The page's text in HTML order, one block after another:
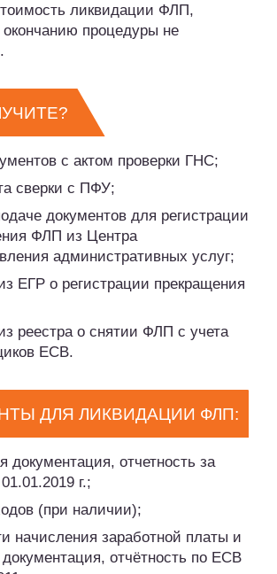
ликвидации ФЛП,
окончанию процедуры не
с актом проверки ГНС;
сверки с ПФУ;
документов для регистрации
ФЛП из Центра
административных услуг;
ЕГР о регистрации прекращения
реестра о снятии ФЛП с учета
ЕСВ.
ДЛЯ ЛИКВИДАЦИИ ФЛП:
документация, отчетность за
г.;
(при наличии);
начисления заработной платы и
документация, отчётность по ЕСВ